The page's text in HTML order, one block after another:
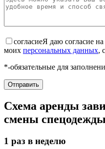
согласиеЯ даю согласие
моих персональных данных,
*-обязательные для
Схема аренды
смены
1 раз в неделю